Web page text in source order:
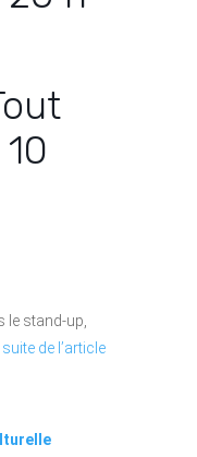
le stand-up,
suite de l’article